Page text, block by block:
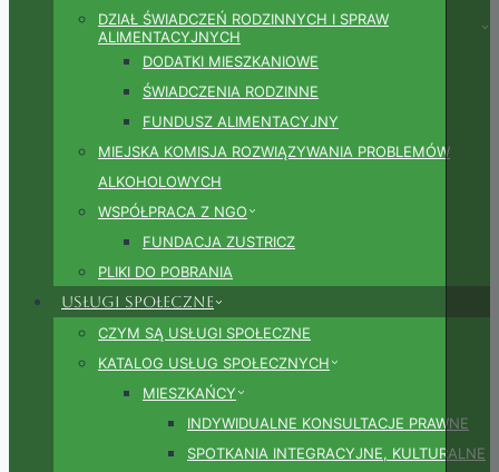
DZIAŁ ŚWIADCZEŃ RODZINNYCH I SPRAW
ALIMENTACYJNYCH
DODATKI MIESZKANIOWE
ŚWIADCZENIA RODZINNE
FUNDUSZ ALIMENTACYJNY
MIEJSKA KOMISJA ROZWIĄZYWANIA PROBLEMÓW
ALKOHOLOWYCH
WSPÓŁPRACA Z NGO
FUNDACJA ZUSTRICZ
PLIKI DO POBRANIA
Usługi społeczne
CZYM SĄ USŁUGI SPOŁECZNE
KATALOG USŁUG SPOŁECZNYCH
MIESZKAŃCY
INDYWIDUALNE KONSULTACJE PRAWNE
SPOTKANIA INTEGRACYJNE, KULTURALNE